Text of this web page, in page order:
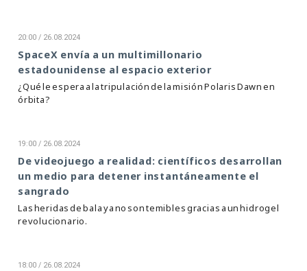
20:00 / 26.08.2024
SpaceX envía a un multimillonario
estadounidense al espacio exterior
¿Qué le espera a la tripulación de la misión Polaris Dawn en
órbita?
19:00 / 26.08.2024
De videojuego a realidad: científicos desarrollan
un medio para detener instantáneamente el
sangrado
Las heridas de bala ya no son temibles gracias a un hidrogel
revolucionario.
18:00 / 26.08.2024